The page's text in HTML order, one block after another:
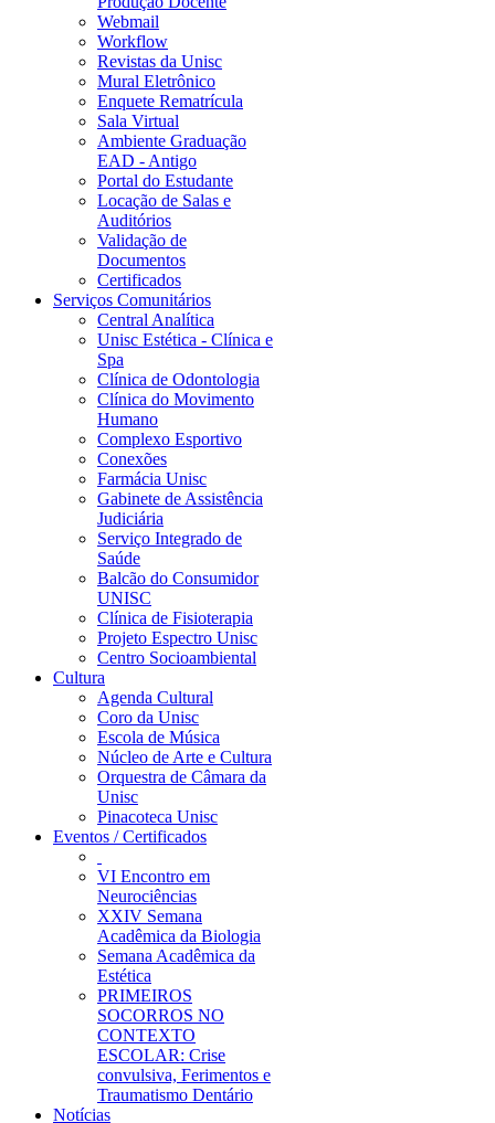
Webmail
Workflow
Revistas da Unisc
Mural Eletrônico
Enquete Rematrícula
Sala Virtual
Ambiente Graduação
EAD - Antigo
Portal do Estudante
Locação de Salas e
Auditórios
Validação de
Documentos
Certificados
Serviços Comunitários
Central Analítica
Unisc Estética - Clínica e
Spa
Clínica de Odontologia
Clínica do Movimento
Humano
Complexo Esportivo
Conexões
Farmácia Unisc
Gabinete de Assistência
Judiciária
Serviço Integrado de
Saúde
Balcão do Consumidor
UNISC
Clínica de Fisioterapia
Projeto Espectro Unisc
Centro Socioambiental
Cultura
Agenda Cultural
Coro da Unisc
Escola de Música
Núcleo de Arte e Cultura
Orquestra de Câmara da
Unisc
Pinacoteca Unisc
Eventos / Certificados
VI Encontro em
Neurociências
XXIV Semana
Acadêmica da Biologia
Semana Acadêmica da
Estética
PRIMEIROS
SOCORROS NO
CONTEXTO
ESCOLAR: Crise
convulsiva, Ferimentos e
Traumatismo Dentário
Notícias